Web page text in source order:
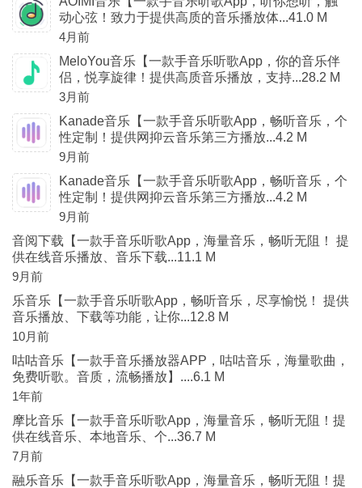
动心弦！致力于提供高质的音乐播放体...41.0 M
4月前
MeloYou音乐【一款手音乐听歌App，你的音乐伴
侣，悦享旋律！提供高质音乐播放，支持...28.2 M
3月前
Kanade音乐【一款手音乐听歌App，畅听音乐，个
性定制！提供网抑云音乐第三方播放...4.2 M
9月前
Kanade音乐【一款手音乐听歌App，畅听音乐，个
性定制！提供网抑云音乐第三方播放...4.2 M
9月前
音阅下载【一款手音乐听歌App，海量音乐，畅听无阻！ 提
供在线音乐播放、音乐下载...11.1 M
9月前
乐音乐【一款手音乐听歌App，畅听音乐，尽享愉悦！ 提供
音乐播放、下载等功能，让你...12.8 M
10月前
咕咕音乐【一款手音乐播放器APP，咕咕音乐，海量歌曲，
免费听歌。音质，流畅播放】....6.1 M
1年前
摩比音乐【一款手音乐听歌App，海量音乐，畅听无阻！提
供在线音乐、本地音乐、个...36.7 M
7月前
融乐音乐【一款手音乐听歌App，海量音乐，畅听无阻！提